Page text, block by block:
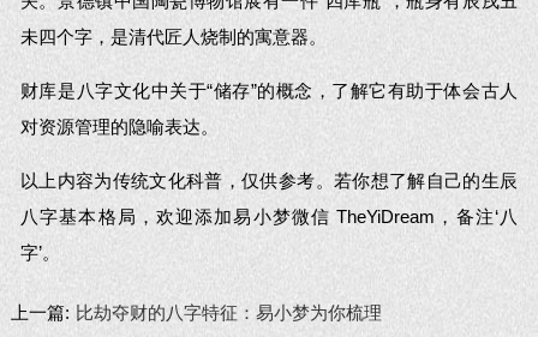
未四个字，是清代匠人烧制的寓意器。
财库是八字文化中关于“储存”的概念，了解它有助于体会古人
对资源管理的隐喻表达。
以上内容为传统文化科普，仅供参考。若你想了解自己的生辰
八字基本格局，欢迎添加易小梦微信 TheYiDream，备注‘八
字’。
上一篇: 比劫夺财的八字特征：易小梦为你梳理